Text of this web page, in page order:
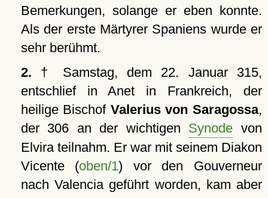
Bemerkungen, solange er eben konnte.
Als der erste Märtyrer Spaniens wurde er
sehr berühmt.
2. † Samstag, dem 22. Januar 315,
entschlief in Anet in Frankreich, der
heilige Bischof Valerius von Saragossa,
der 306 an der wichtigen Synode von
Elvira teilnahm. Er war mit seinem Diakon
Vicente (oben/1) vor den Gouverneur
nach Valencia geführt worden, kam aber